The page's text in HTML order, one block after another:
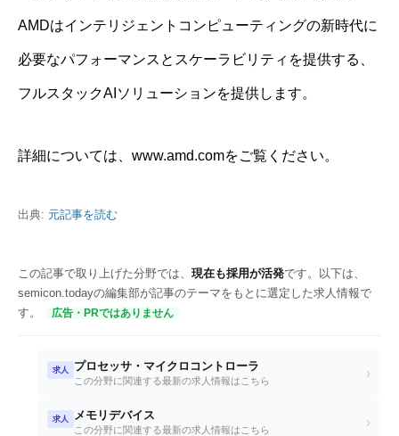
AMDはインテリジェントコンピューティングの新時代に
必要なパフォーマンスとスケーラビリティを提供する、
フルスタックAIソリューションを提供します。
詳細については、www.amd.comをご覧ください。
出典: 元記事を読む
この記事で取り上げた分野では、 現在も採用が活発です。以下は、
semicon.todayの編集部が記事のテーマをもとに選定した求人情報で
す。
広告・PRではありません
求人 プロセッサ・マイクロコントローラ
この分野に関連する最新の求人情報はこちら ›
求人 メモリデバイス
この分野に関連する最新の求人情報はこちら ›